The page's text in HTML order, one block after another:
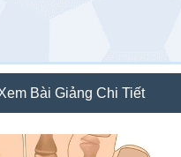
Bài Giảng Chi Tiết